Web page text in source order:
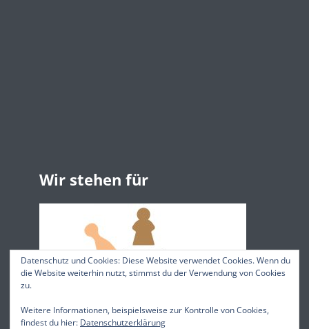
Wir stehen für
Datenschutz und Cookies: Diese Website verwendet Cookies. Wenn du
die Website weiterhin nutzt, stimmst du der Verwendung von Cookies
zu.
Weitere Informationen, beispielsweise zur Kontrolle von Cookies,
findest du hier: Datenschutzerklärung